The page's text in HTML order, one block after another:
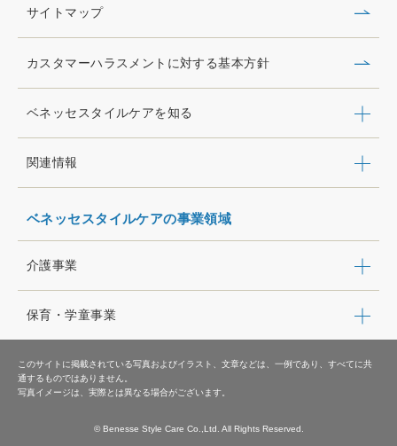
サイトマップ
カスタマーハラスメントに対する基本方針
ベネッセスタイルケアを知る
関連情報
ベネッセスタイルケアの事業領域
介護事業
保育・学童事業
このサイトに掲載されている写真およびイラスト、文章などは、一例であり、すべてに共
通するものではありません。
写真イメージは、実際とは異なる場合がございます。
© Benesse Style Care Co.,Ltd. All Rights Reserved.